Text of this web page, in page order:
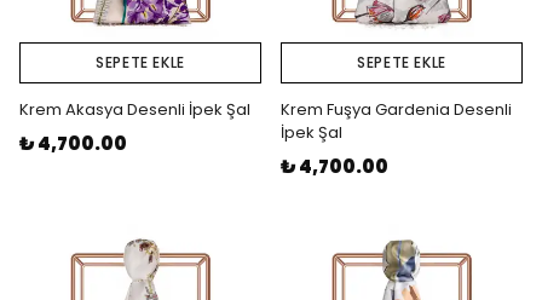
SEPETE EKLE
Krem Akasya Desenli İpek Şal
₺ 4,700.00
SEPETE EKLE
Krem Fuşya Gardenia Desenli
İpek Şal
₺ 4,700.00